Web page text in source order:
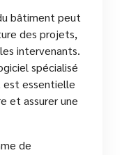
bâtiment peut
des projets,
intervenants.
spécialisé
essentielle
et assurer une
de